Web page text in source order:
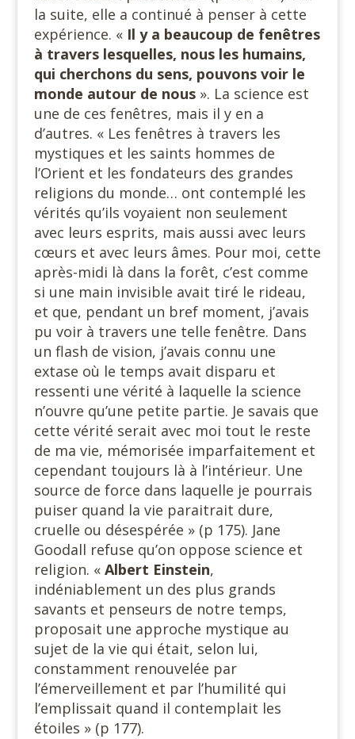
la suite, elle a continué à penser à cette
expérience. « Il y a beaucoup de fenêtres
à travers lesquelles, nous les humains,
qui cherchons du sens, pouvons voir le
monde autour de nous ». La science est
une de ces fenêtres, mais il y en a
d’autres. « Les fenêtres à travers les
mystiques et les saints hommes de
l’Orient et les fondateurs des grandes
religions du monde… ont contemplé les
vérités qu’ils voyaient non seulement
avec leurs esprits, mais aussi avec leurs
cœurs et avec leurs âmes. Pour moi, cette
après-midi là dans la forêt, c’est comme
si une main invisible avait tiré le rideau,
et que, pendant un bref moment, j’avais
pu voir à travers une telle fenêtre. Dans
un flash de vision, j’avais connu une
extase où le temps avait disparu et
ressenti une vérité à laquelle la science
n’ouvre qu’une petite partie. Je savais que
cette vérité serait avec moi tout le reste
de ma vie, mémorisée imparfaitement et
cependant toujours là à l’intérieur. Une
source de force dans laquelle je pourrais
puiser quand la vie paraitrait dure,
cruelle ou désespérée » (p 175). Jane
Goodall refuse qu’on oppose science et
religion. « Albert Einstein,
indéniablement un des plus grands
savants et penseurs de notre temps,
proposait une approche mystique au
sujet de la vie qui était, selon lui,
constamment renouvelée par
l’émerveillement et par l’humilité qui
l’emplissait quand il contemplait les
étoiles » (p 177).